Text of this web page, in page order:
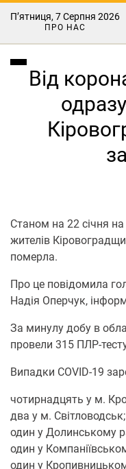
П’ятниця, 7 Серпня 2026
ПРО НАС
Від
Станом на 22 січня на
жителів
померла.
Про це повідомила
Надія Оперчук,
За минулу добу в
провели 315 ПЛР-
Випадки COVID-19
чотирнадцять у м.
два у м. Світловодськ;
один у Долинському
один у
один у